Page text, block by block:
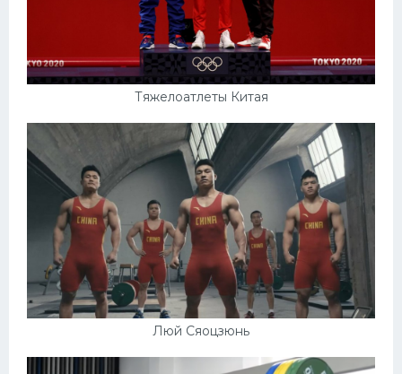
Тяжелоатлеты Китая
Люй Сяоцзюнь